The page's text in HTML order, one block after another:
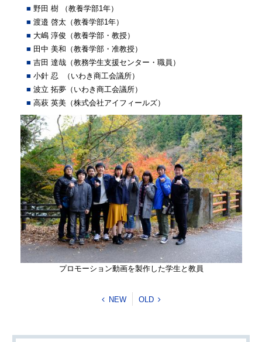
野田 樹 （教養学部1年）
渡邉 啓太（教養学部1年）
大嶋 淳俊（教養学部・教授）
田中 美和（教養学部・准教授）
吉田 達哉（教務学生支援センター・職員）
小針 忍 （いわき商工会議所）
波立 拓夢（いわき商工会議所）
高萩 英美（株式会社アイフィールズ）
プロモーション動画を製作した学生と教員
NEW OLD